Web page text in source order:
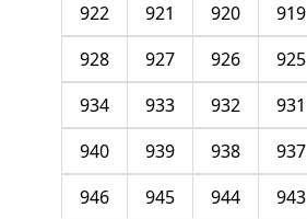
919
920
921
922
925
926
927
928
931
932
933
934
937
938
939
940
943
944
945
946